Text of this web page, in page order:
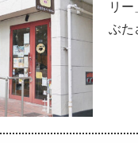
リ
ぶた